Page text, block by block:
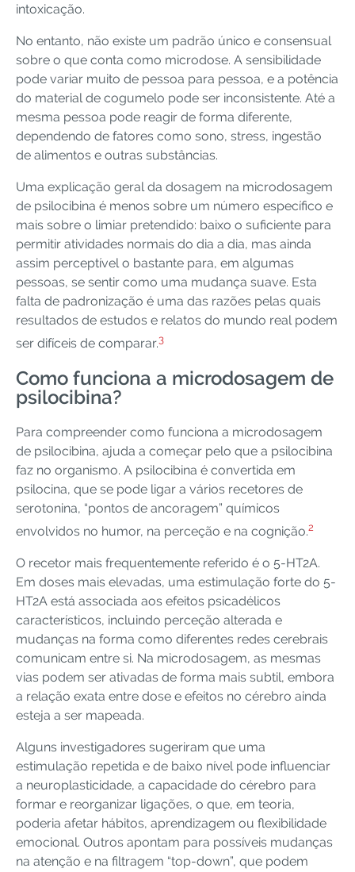
intoxicação.
No entanto, não existe um padrão único e consensual
sobre o que conta como microdose. A sensibilidade
pode variar muito de pessoa para pessoa, e a potência
do material de cogumelo pode ser inconsistente. Até a
mesma pessoa pode reagir de forma diferente,
dependendo de fatores como sono, stress, ingestão
de alimentos e outras substâncias.
Uma explicação geral da dosagem na microdosagem
de psilocibina é menos sobre um número específico e
mais sobre o limiar pretendido: baixo o suficiente para
permitir atividades normais do dia a dia, mas ainda
assim perceptível o bastante para, em algumas
pessoas, se sentir como uma mudança suave. Esta
falta de padronização é uma das razões pelas quais
resultados de estudos e relatos do mundo real podem
ser difíceis de comparar.3
Como funciona a microdosagem de
psilocibina?
Para compreender como funciona a microdosagem
de psilocibina, ajuda a começar pelo que a psilocibina
faz no organismo. A psilocibina é convertida em
psilocina, que se pode ligar a vários recetores de
serotonina, “pontos de ancoragem” químicos
envolvidos no humor, na perceção e na cognição.2
O recetor mais frequentemente referido é o 5-HT2A.
Em doses mais elevadas, uma estimulação forte do 5-
HT2A está associada aos efeitos psicadélicos
característicos, incluindo perceção alterada e
mudanças na forma como diferentes redes cerebrais
comunicam entre si. Na microdosagem, as mesmas
vias podem ser ativadas de forma mais subtil, embora
a relação exata entre dose e efeitos no cérebro ainda
esteja a ser mapeada.
Alguns investigadores sugeriram que uma
estimulação repetida e de baixo nível pode influenciar
a neuroplasticidade, a capacidade do cérebro para
formar e reorganizar ligações, o que, em teoria,
poderia afetar hábitos, aprendizagem ou flexibilidade
emocional. Outros apontam para possíveis mudanças
na atenção e na filtragem “top-down”, que podem